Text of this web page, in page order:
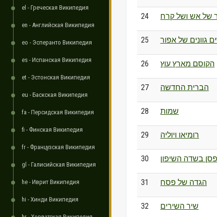
el - Греческая Википедия
en - Английская Википедия
eo - Эсперанто Википедия
es - Испанская Википедия
et - Эстонская Википедия
eu - Баскская Википедия
fa - Персидская Википедия
fi - Финская Википедия
fr - Французская Википедия
gl - Галисийская Википедия
he - Иврит Википедия
hi - Хинди Википедия
24 של אש ושל קרח
25 גוונים של אפור
26 הקוסם מארץ עוץ
27 הברית החדשה
28 שמות
29 רומיאו ויוליה
30 בשדה השיפון
31 הגדה של פסח
32 שיר השירים